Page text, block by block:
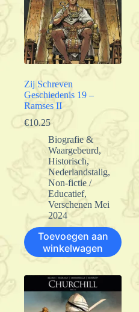
Zij Schreven
Geschiedenis 19 –
Ramses II
€10.25
Biografie &
Waargebeurd,
Historisch,
Nederlandstalig,
Non-fictie /
Educatief,
Verschenen Mei
2024
Toevoegen aan
winkelwagen